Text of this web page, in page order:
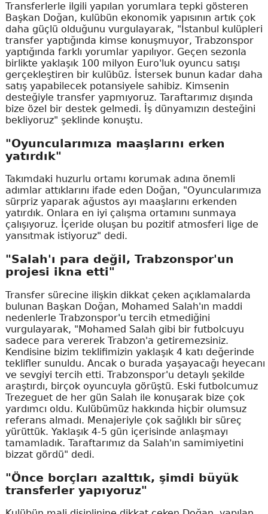
Transferlerle ilgili yapılan yorumlara tepki gösteren
Başkan Doğan, kulübün ekonomik yapısının artık çok
daha güçlü olduğunu vurgulayarak, "İstanbul kulüpleri
transfer yaptığında kimse konuşmuyor, Trabzonspor
yaptığında farklı yorumlar yapılıyor. Geçen sezonla
birlikte yaklaşık 100 milyon Euro'luk oyuncu satışı
gerçekleştiren bir kulübüz. İstersek bunun kadar daha
satış yapabilecek potansiyele sahibiz. Kimsenin
desteğiyle transfer yapmıyoruz. Taraftarımız dışında
bize özel bir destek gelmedi. İş dünyamızın desteğini
bekliyoruz" şeklinde konuştu.
"Oyuncularımıza maaşlarını erken
yatırdık"
Takımdaki huzurlu ortamı korumak adına önemli
adımlar attıklarını ifade eden Doğan, "Oyuncularımıza
sürpriz yaparak ağustos ayı maaşlarını erkenden
yatırdık. Onlara en iyi çalışma ortamını sunmaya
çalışıyoruz. İçeride oluşan bu pozitif atmosferi lige de
yansıtmak istiyoruz" dedi.
"Salah'ı para değil, Trabzonspor'un
projesi ikna etti"
Transfer sürecine ilişkin dikkat çeken açıklamalarda
bulunan Başkan Doğan, Mohamed Salah'ın maddi
nedenlerle Trabzonspor'u tercih etmediğini
vurgulayarak, "Mohamed Salah gibi bir futbolcuyu
sadece para vererek Trabzon'a getiremezsiniz.
Kendisine bizim teklifimizin yaklaşık 4 katı değerinde
teklifler sunuldu. Ancak o burada yaşayacağı heyecanı
ve sevgiyi tercih etti. Trabzonspor'u detaylı şekilde
araştırdı, birçok oyuncuyla görüştü. Eski futbolcumuz
Trezeguet de her gün Salah ile konuşarak bize çok
yardımcı oldu. Kulübümüz hakkında hiçbir olumsuz
referans almadı. Menajeriyle çok sağlıklı bir süreç
yürüttük. Yaklaşık 4-5 gün içerisinde anlaşmayı
tamamladık. Taraftarımız da Salah'ın samimiyetini
bizzat gördü" dedi.
"Önce borçları azalttık, şimdi büyük
transferler yapıyoruz"